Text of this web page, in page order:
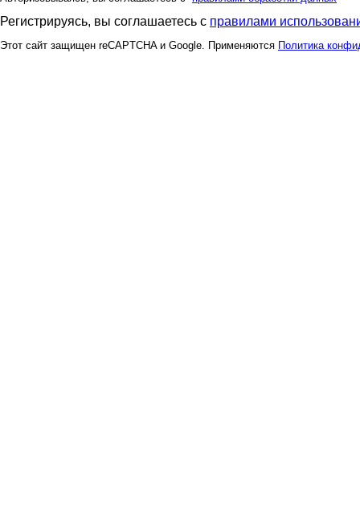
Регистрируясь, вы соглашаетесь с правилами
Этот сайт защищен reCAPTCHA и Google. Применяются Политика